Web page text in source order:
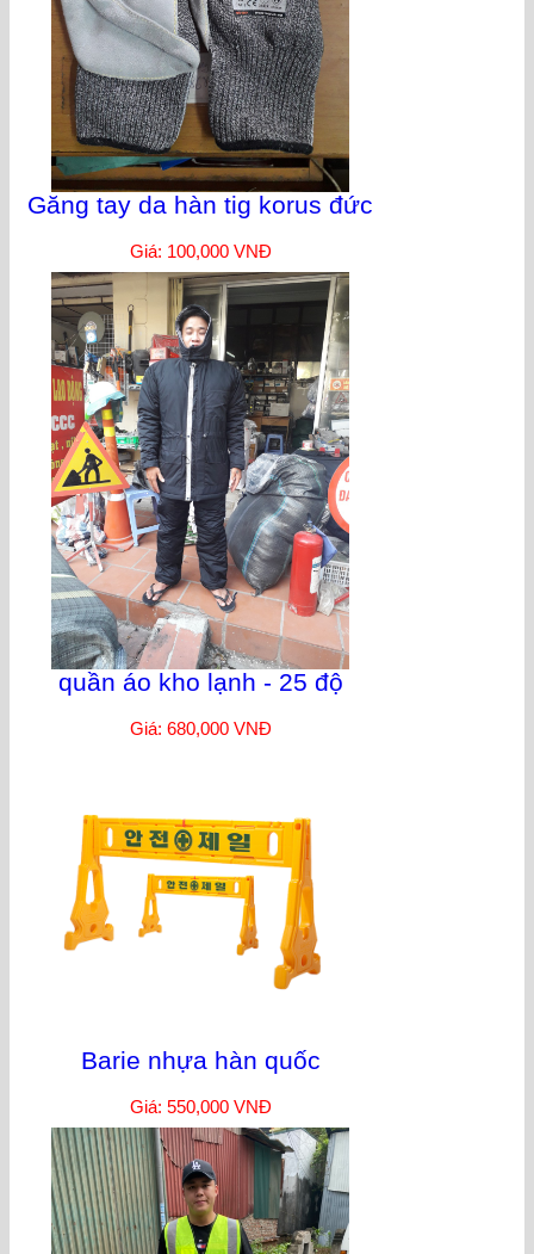
Găng tay da hàn tig korus đức
Giá: 100,000 VNĐ
quần áo kho lạnh - 25 độ
Giá: 680,000 VNĐ
Barie nhựa hàn quốc
Giá: 550,000 VNĐ